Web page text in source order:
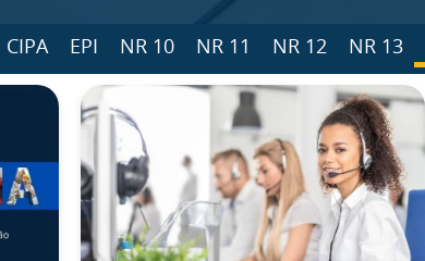
CIPA EPI NR 10 NR 11 NR 12 NR 13